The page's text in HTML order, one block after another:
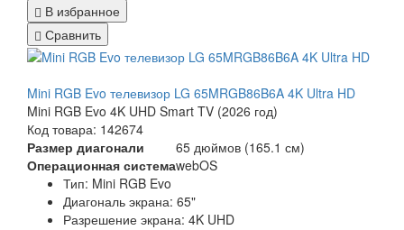
В избранное
Сравнить
Mini RGB Evo телевизор LG 65MRGB86B6A 4K Ultra HD
Mini RGB Evo 4K UHD Smart TV (2026 год)
Код товара: 142674
Размер диагонали
65 дюймов (165.1 см)
Операционная системаwebOS
Тип: Mini RGB Evo
Диагональ экрана: 65"
Разрешение экрана: 4K UHD